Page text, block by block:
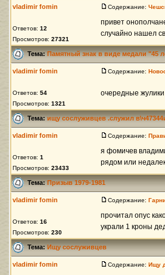
vladimir fomin
Ответов: 12
Просмотров: 27321
Содержание:
привет
случайно нашел
Тема:Памятный знак в виде медали "45
vladimir fomin
Ответов: 54
Просмотров: 1321
Содержание:
очередные жулики
Тема:ищу сослуживцев .служил
vladimir fomin
Ответов: 1
Просмотров: 23433
Содержание:
я фомичев
рядом или
Тема:Призыв 1979-1981
vladimir fomin
Ответов: 16
Просмотров: 230
Содержание:
прочитал опус
украли 1 кроны
Тема:Ищу сослуживцев
vladimir fomin Содержание: Ищу